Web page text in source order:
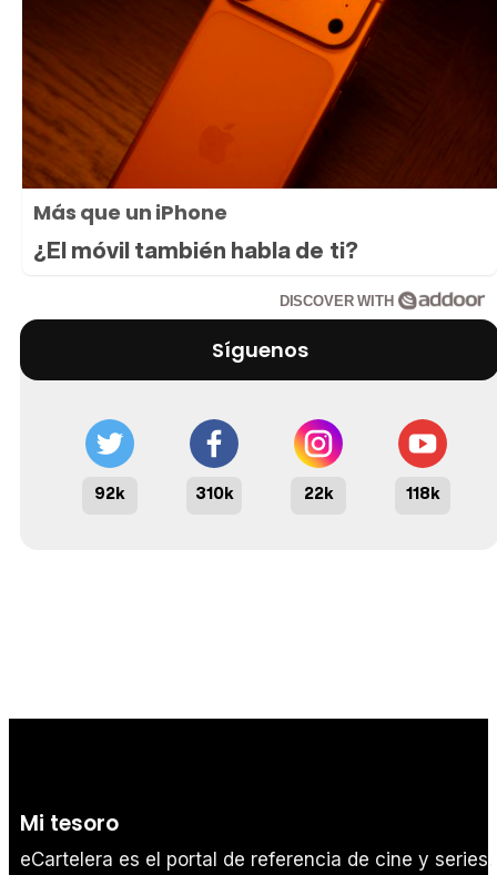
Más que un iPhone
¿El móvil también habla de ti?
DISCOVER WITH
Síguenos
92k 310k 22k 118k
Mi tesoro
eCartelera es el portal de referencia de cine y series.